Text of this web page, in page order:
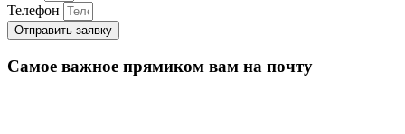
Телефон
Отправить заявку
Самое важное прямиком вам на почту